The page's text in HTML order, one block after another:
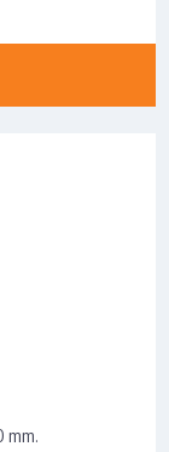
mm.